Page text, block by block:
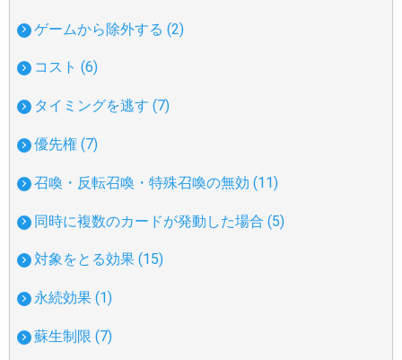
ゲームから除外する (2)
コスト (6)
タイミングを逃す (7)
優先権 (7)
召喚・反転召喚・特殊召喚の無効 (11)
同時に複数のカードが発動した場合 (5)
対象をとる効果 (15)
永続効果 (1)
蘇生制限 (7)